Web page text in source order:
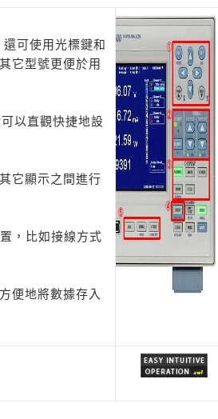
還可使用光標鍵和
它型號更便於用
以直觀快捷地設
它顯示之間進行
，比如接線方式
便地將數據存入